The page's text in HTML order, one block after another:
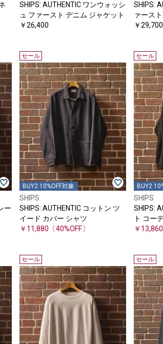
SHIPS: AUTHENTIC ワンウォッシ
ュ ファースト デニム ジャケット
￥26,400
SHIPS:
ァース
￥29,700
ー
セール
BUY2 10%OFF対象
SHIPS
SHIPS: AUTHENTIC コットン ツ
イード カバー シャツ
￥11,880 〔40%OFF〕
セール
BUY2
SHIPS
SHIPS:
ト コー
￥13,860
セール セール